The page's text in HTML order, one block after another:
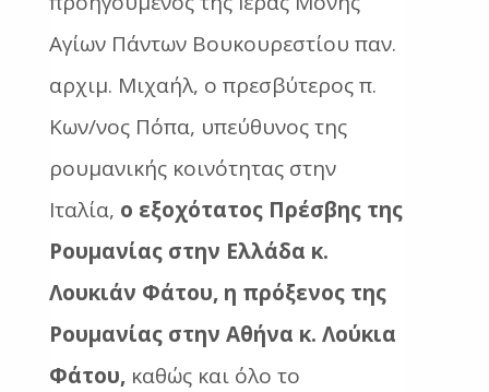
Αγίων Πάντων Βουκουρεστίου παν.
αρχιμ. Μιχαήλ, ο πρεσβύτερος π.
Κων/νος Πόπα, υπεύθυνος της
ρουμανικής κοινότητας στην
Ιταλία, ο εξοχότατος Πρέσβης της
Ρουμανίας στην Ελλάδα κ.
Λουκιάν Φάτου, η πρόξενος της
Ρουμανίας στην Αθήνα κ. Λούκια
Φάτου, καθώς και όλο το